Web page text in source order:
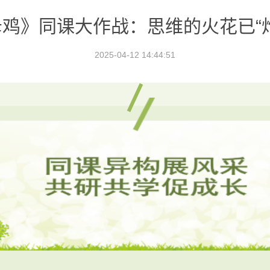
》同课大作战：思维的火花已“
2025-04-12 14:44:51